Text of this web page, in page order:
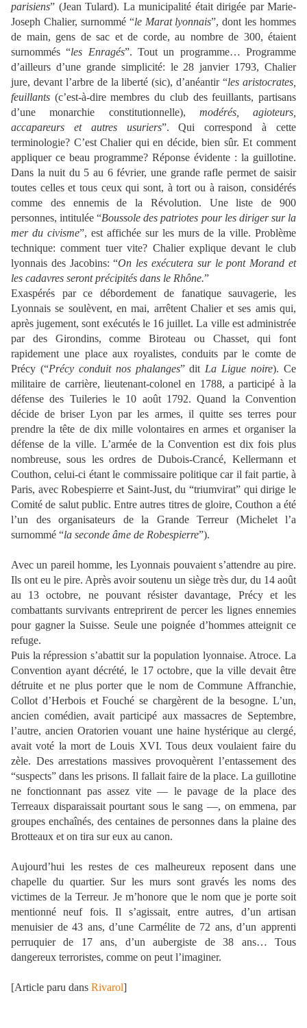
parisiens” (Jean Tulard). La municipalité était dirigée par Marie-
Joseph Chalier, surnommé “le Marat lyonnais”, dont les hommes
de main, gens de sac et de corde, au nombre de 300, étaient
surnommés “les Enragés”. Tout un programme… Programme
d’ailleurs d’une grande simplicité: le 28 janvier 1793, Chalier
jure, devant l’arbre de la liberté (sic), d’anéantir “les aristocrates,
feuillants (c’est-à-dire membres du club des feuillants, partisans
d’une monarchie constitutionnelle), modérés, agioteurs,
accapareurs et autres usuriers”. Qui correspond à cette
terminologie? C’est Chalier qui en décide, bien sûr. Et comment
appliquer ce beau programme? Réponse évidente : la guillotine.
Dans la nuit du 5 au 6 février, une grande rafle permet de saisir
toutes celles et tous ceux qui sont, à tort ou à raison, considérés
comme des ennemis de la Révolution. Une liste de 900
personnes, intitulée “Boussole des patriotes pour les diriger sur la
mer du civisme”, est affichée sur les murs de la ville. Problème
technique: comment tuer vite? Chalier explique devant le club
lyonnais des Jacobins: “On les exécutera sur le pont Morand et
les cadavres seront précipités dans le Rhône.”
Exaspérés par ce débordement de fanatique sauvagerie, les
Lyonnais se soulèvent, en mai, arrêtent Chalier et ses amis qui,
après jugement, sont exécutés le 16 juillet. La ville est administrée
par des Girondins, comme Biroteau ou Chasset, qui font
rapidement une place aux royalistes, conduits par le comte de
Précy (“Précy conduit nos phalanges” dit La Ligue noire). Ce
militaire de carrière, lieutenant-colonel en 1788, a participé à la
défense des Tuileries le 10 août 1792. Quand la Convention
décide de briser Lyon par les armes, il quitte ses terres pour
prendre la tête de dix mille volontaires en armes et organiser la
défense de la ville. L’armée de la Convention est dix fois plus
nombreuse, sous les ordres de Dubois-Crancé, Kellermann et
Couthon, celui-ci étant le commissaire politique car il fait partie, à
Paris, avec Robespierre et Saint-Just, du “triumvirat” qui dirige le
Comité de salut public. Entre autres titres de gloire, Couthon a été
l’un des organisateurs de la Grande Terreur (Michelet l’a
surnommé “la seconde âme de Robespierre”).
Avec un pareil homme, les Lyonnais pouvaient s’attendre au pire.
Ils ont eu le pire. Après avoir soutenu un siège très dur, du 14 août
au 13 octobre, ne pouvant résister davantage, Précy et les
combattants survivants entreprirent de percer les lignes ennemies
pour gagner la Suisse. Seule une poignée d’hommes atteignit ce
refuge.
Puis la répression s’abattit sur la population lyonnaise. Atroce. La
Convention ayant décrété, le 17 octobre, que la ville devait être
détruite et ne plus porter que le nom de Commune Affranchie,
Collot d’Herbois et Fouché se chargèrent de la besogne. L’un,
ancien comédien, avait participé aux massacres de Septembre,
l’autre, ancien Oratorien vouant une haine hystérique au clergé,
avait voté la mort de Louis XVI. Tous deux voulaient faire du
zèle. Des arrestations massives provoquèrent l’entassement des
“suspects” dans les prisons. Il fallait faire de la place. La guillotine
ne fonctionnant pas assez vite — le pavage de la place des
Terreaux disparaissait pourtant sous le sang —, on emmena, par
groupes enchaînés, des centaines de personnes dans la plaine des
Brotteaux et on tira sur eux au canon.
Aujourd’hui les restes de ces malheureux reposent dans une
chapelle du quartier. Sur les murs sont gravés les noms des
victimes de la Terreur. Je m’honore que le nom que je porte soit
mentionné neuf fois. Il s’agissait, entre autres, d’un artisan
menuisier de 43 ans, d’une Carmélite de 72 ans, d’un apprenti
perruquier de 17 ans, d’un aubergiste de 38 ans… Tous
dangereux terroristes, comme on peut l’imaginer.
[Article paru dans Rivarol]